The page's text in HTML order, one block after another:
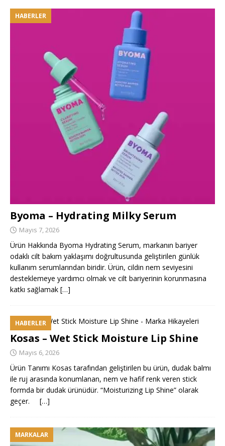
HABERLER
Byoma – Hydrating Milky Serum
Mayıs 7, 2026
Ürün Hakkında Byoma Hydrating Serum, markanın bariyer
odaklı cilt bakım yaklaşımı doğrultusunda geliştirilen günlük
kullanım serumlarından biridir. Ürün, cildin nem seviyesini
desteklemeye yardımcı olmak ve cilt bariyerinin korunmasına
katkı sağlamak […]
HABERLER
Kosas – Wet Stick Moisture Lip Shine
Mayıs 6, 2026
Ürün Tanımı Kosas tarafından geliştirilen bu ürün, dudak balmı
ile ruj arasında konumlanan, nem ve hafif renk veren stick
formda bir dudak ürünüdür. “Moisturizing Lip Shine” olarak
geçer. […]
MARKALAR